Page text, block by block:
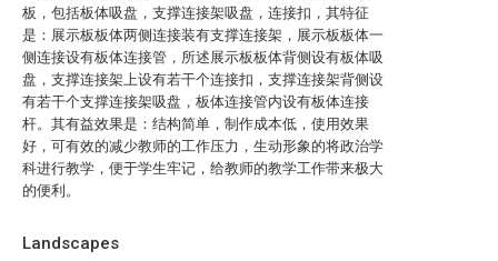
板，包括板体吸盘，支撑连接架吸盘，连接扣，其特征
是：展示板板体两侧连接装有支撑连接架，展示板板体一
侧连接设有板体连接管，所述展示板板体背侧设有板体吸
盘，支撑连接架上设有若干个连接扣，支撑连接架背侧设
有若干个支撑连接架吸盘，板体连接管内设有板体连接
杆。其有益效果是：结构简单，制作成本低，使用效果
好，可有效的减少教师的工作压力，生动形象的将政治学
科进行教学，便于学生牢记，给教师的教学工作带来极大
的便利。
Landscapes